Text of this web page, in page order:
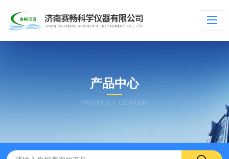
产品中心
PRODUCT CENTER